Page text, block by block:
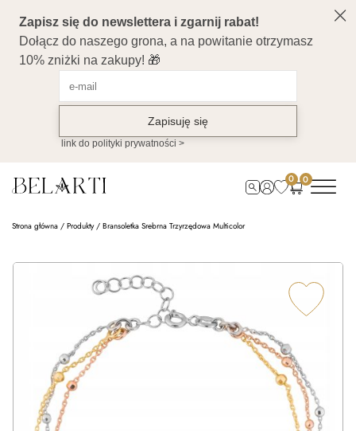
0 0
Strona główna / Produkty/ Bransoletka Srebrna Trzyrzędowa Multicolor